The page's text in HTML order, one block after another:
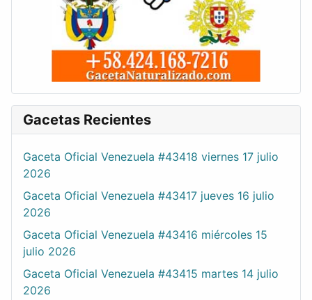
Gacetas Recientes
Gaceta Oficial Venezuela #43418 viernes 17 julio
2026
Gaceta Oficial Venezuela #43417 jueves 16 julio
2026
Gaceta Oficial Venezuela #43416 miércoles 15
julio 2026
Gaceta Oficial Venezuela #43415 martes 14 julio
2026